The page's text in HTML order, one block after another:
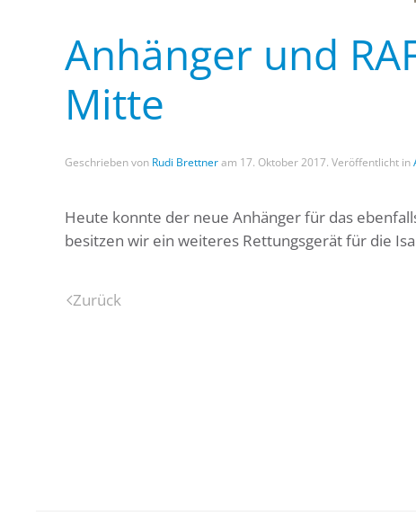
Anhänger und
Mitte
Geschrieben von Rudi Brettneram 17. Oktober 2017. Veröffentlicht in
Heute konnte der neue Anhänger für das
besitzen wir ein weiteres Rettungsgerät für die
Zurück